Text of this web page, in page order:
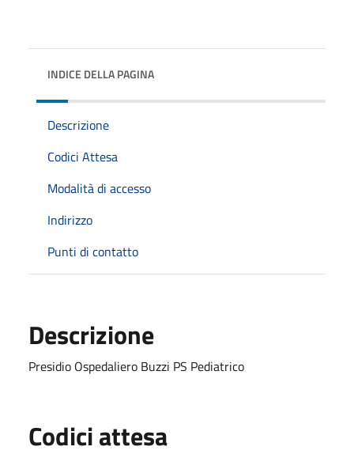
INDICE DELLA PAGINA
Descrizione
Codici Attesa
Modalità di accesso
Indirizzo
Punti di contatto
Descrizione
Presidio Ospedaliero Buzzi PS Pediatrico
Codici attesa